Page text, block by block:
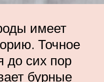
имеет
Точное
до сих пор
бурные